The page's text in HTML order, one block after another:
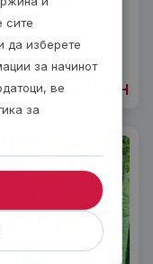
со појадок,
- зиме
од 2760 ден
сите
да изберете
за начинот
ве
за